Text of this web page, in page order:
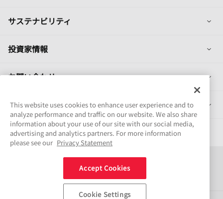
サステナビリティ 列
投資家情報 列
お問い合わせ 列
製品情報 列
採用情報
This website uses cookies to enhance user experience and to
analyze performance and traffic on our website. We also share
information about your use of our site with our social media,
advertising and analytics partners. For more information
please see our Privacy Statement
Accept Cookies
Cookie Settings